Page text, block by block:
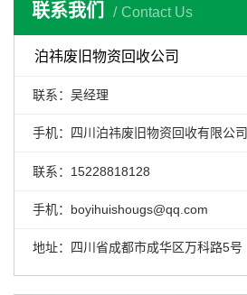
联系我们 Contact Us
泊祎废旧物资回收公司
联系：吴经理
手机：四川泊祎废旧物资回收有限公司
联系：15228818128
手机：boyihuishougs@qq.com
地址：四川省成都市成华区万科路5号